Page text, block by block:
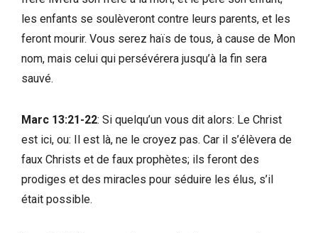
les enfants se soulèveront contre leurs parents, et les
feront mourir. Vous serez haïs de tous, à cause de Mon
nom, mais celui qui persévérera jusqu’à la fin sera
sauvé.
Marc 13:21-22: Si quelqu’un vous dit alors: Le Christ
est ici, ou: Il est là, ne le croyez pas. Car il s’élèvera de
faux Christs et de faux prophètes; ils feront des
prodiges et des miracles pour séduire les élus, s’il
était possible.